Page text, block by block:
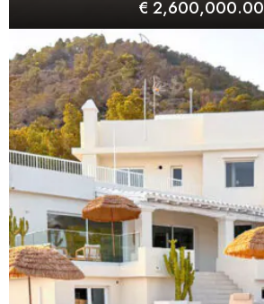
€ 2,600,000.00